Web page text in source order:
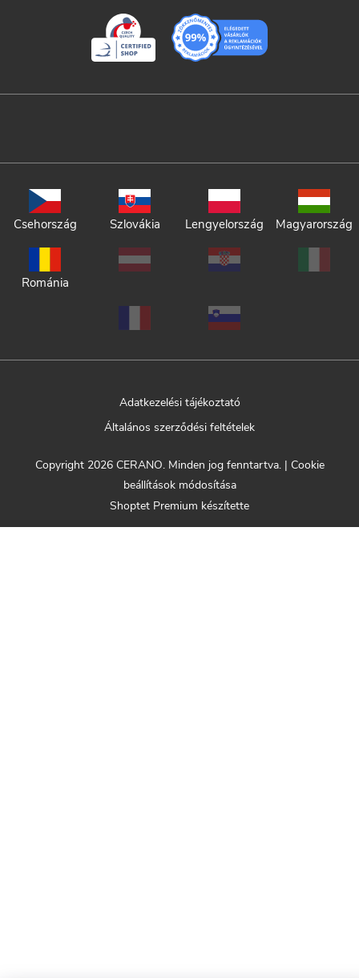
Csehország Szlovákia Lengyelország Magyarország
Románia
Adatkezelési tájékoztató
Általános szerződési feltételek
Shoptet Premium készítette
Copyright 2026 CERANO. Minden jog fenntartva. | Cookie
beállítások módosítása